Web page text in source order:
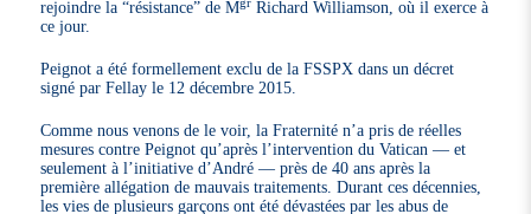
rejoindre la “résistance” de Mgr Richard Williamson, où il exerce à
ce jour.
Peignot a été formellement exclu de la FSSPX dans un décret
signé par Fellay le 12 décembre 2015.
Comme nous venons de le voir, la Fraternité n’a pris de réelles
mesures contre Peignot qu’après l’intervention du Vatican — et
seulement à l’initiative d’André — près de 40 ans après la
première allégation de mauvais traitements. Durant ces décennies,
les vies de plusieurs garçons ont été dévastées par les abus de